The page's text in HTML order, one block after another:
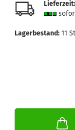
Lieferzeit:
Lagerbestand: 11